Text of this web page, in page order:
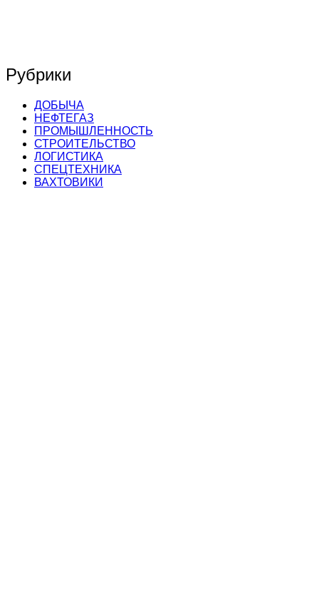
Рубрики
ДОБЫЧА
НЕФТЕГАЗ
ПРОМЫШЛЕННОСТЬ
СТРОИТЕЛЬСТВО
ЛОГИСТИКА
СПЕЦТЕХНИКА
ВАХТОВИКИ